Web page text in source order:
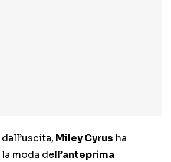
Miley Cyrus ha
moda dell’anteprima